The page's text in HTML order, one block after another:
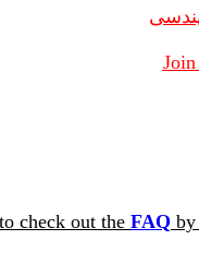
check out the FAQ